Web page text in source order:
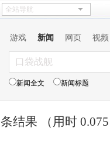
游戏 新闻 网页 视频
新闻全文 新闻标题
条结果 （用时